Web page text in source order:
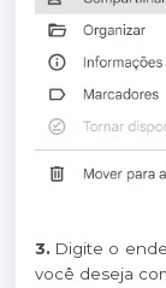
3. Digite o
você deseja